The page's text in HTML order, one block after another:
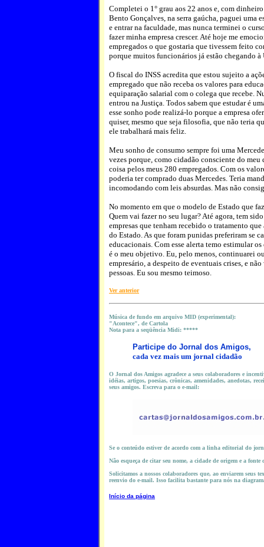
Completei o 1° grau aos 22 anos e, com
Bento Gonçalves, na serra gaúcha, paguei uma
e entrar na faculdade, mas nunca terminei o
fazer minha empresa crescer. Até hoje me
empregados o que gostaria que tivessem feito
porque muitos funcionários já estão chegando à
O fiscal do INSS acredita que estou sujeito a
empregado que não receba os valores para
equiparação salarial com o colega que recebe.
entrou na Justiça. Todos sabem que estudar é
esse sonho pode realizá-lo porque a empresa
quiser, mesmo que seja filosofia, que não teria
ele trabalhará mais feliz.
Meu sonho de consumo sempre foi uma
vezes porque, como cidadão consciente do
coisa pelos meus 280 empregados. Com os
poderia ter comprado duas Mercedes. Teria
incomodando com leis absurdas. Mas não
No momento em que o modelo de Estado que
Quem vai fazer no seu lugar? Até agora, tem
empresas que tenham recebido o tratamento
do Estado. As que foram punidas preferiram se
educacionais. Com esse alerta temo estimular
é o meu objetivo. Eu, pelo menos, continuarei
empresário, a despeito de eventuais crises, e
pessoas. Eu sou mesmo teimoso.
Ver anterior
Música de fundo em arquivo MID (experimental):
"Acontece", de Cartola
Nota para a seqüência Midi: *****
Participe do Jornal dos Amigos,
cada vez mais um jornal cidadão
O Jornal dos Amigos agradece a seus colaboradores e
idéias, artigos, poesias, crônicas, amenidades, anedotas,
seus amigos. Escreva para o e-mail:
Se o conteúdo estiver de acordo com a linha editorial do
Não esqueça de citar seu nome, a cidade de origem e a fonte
Solicitamos a nossos colaboradores que, ao enviarem seus
reenvio do e-mail. Isso facilita bastante para nós na
Início da página